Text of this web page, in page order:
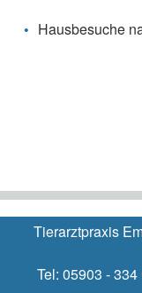
Hausbesuche
Tierarztpraxis
Tel: 05903 - 334